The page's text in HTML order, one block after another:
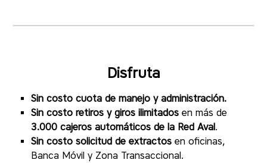
Disfruta
Sin costo cuota de manejo y administración.
Sin costo retiros y giros ilimitados en más de
3.000 cajeros automáticos de la Red Aval.
Sin costo solicitud de extractos en oficinas,
Banca Móvil y Zona Transaccional.